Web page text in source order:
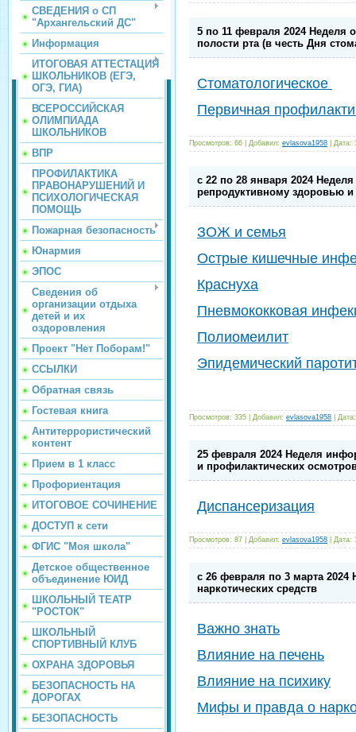
СВЕДЕНИЯ о СП
"Архангельский ДС"
Информация
ИТОГОВАЯ АТТЕСТАЦИЯ
ШКОЛЬНИКОВ (ЕГЭ,
ОГЭ, ГИА)
ВСЕРОССИЙСКАЯ
ОЛИМПИАДА
ШКОЛЬНИКОВ
ВПР
ПРОФИЛАКТИКА
ПРАВОНАРУШЕНИЙ И
ПСИХОЛОГИЧЕСКАЯ
ПОМОЩЬ
Пожарная безопасность
Юнармия
ЭПОС
Сведения об
организации отдыха
детей и их
оздоровления
Проект "Нет Поборам!"
ССЫЛКИ
Обратная связь
Гостевая книга
Антитеррористический
контент
Прием в 1 класс
Профориентация
ИТОГОВОЕ СОЧИНЕНИЕ
ДОСТУП к сети
ФГИС "Моя школа"
Детское общественное
объединение ЮИД
ШКОЛЬНЫЙ ТЕАТР
"РОСТОК"
ШКОЛЬНЫЙ
СПОРТИВНЫЙ КЛУБ
ОХРАНА ЗДОРОВЬЯ
БЕЗОПАСНОСТЬ НА
ДОРОГАХ
БЕЗОПАСНОСТЬ
5 по 11 февраля 2024 Неделя
полости рта (в честь Дня
Стоматологическое
Первичная
Просмотров: 66 Добавил: evlasova1958 Дата:
с 22 по 28 января 2024
репродуктивному здоровью
ЗОЖ и семья
Острые кишечные
Краснуха
Пневмококковая
Полиомеилит
Эпидемический
Просмотров: 335 Добавил: evlasova1958 Дата:
25 февраля 2024 Неделя
и профилактических
Диспансеризация
Просмотров: 87 Добавил: evlasova1958 Дата:
с 26 февраля по 3 марта 2024
наркотических средств
Важно знать
Влияние на печень
Влияние на психику
Мифы и правда о